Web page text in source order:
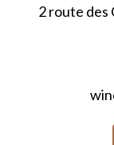
2 route des